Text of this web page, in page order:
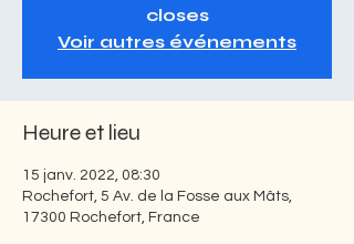
closes
Voir autres événements
Heure et lieu
15 janv. 2022, 08:30
Rochefort, 5 Av. de la Fosse aux Mâts,
17300 Rochefort, France